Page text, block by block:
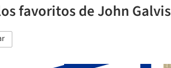
favoritos de John Galvis